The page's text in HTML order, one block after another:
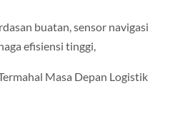
buatan, sensor navigasi
efisiensi tinggi,
Masa Depan Logistik